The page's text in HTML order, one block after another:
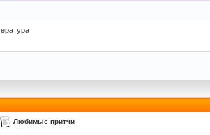
Любимые притчи